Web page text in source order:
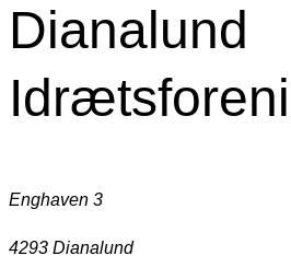
Dianalund
Enghaven 3
4293 Dianalund